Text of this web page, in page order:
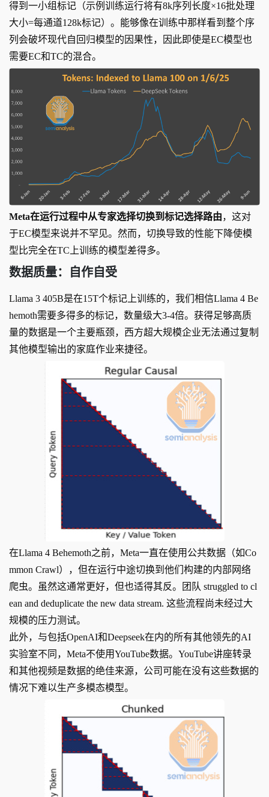
得到一小组标记（示例训练运行将有8k序列长度×16批处理
大小=每通道128k标记）。能够像在训练中那样看到整个序
列会破坏现代自回归模型的因果性，因此即使是EC模型也
需要EC和TC的混合。
Meta在运行过程中从专家选择切换到标记选择路由，这对
于EC模型来说并不罕见。然而，切换导致的性能下降使模
型比完全在TC上训练的模型差得多。
数据质量：自作自受
Llama 3 405B是在15T个标记上训练的，我们相信Llama 4 Be
hemoth需要多得多的标记，数量级大3-4倍。获得足够高质
量的数据是一个主要瓶颈，西方超大规模企业无法通过复制
其他模型输出的家庭作业来捷径。
在Llama 4 Behemoth之前，Meta一直在使用公共数据（如Co
mmon Crawl），但在运行中途切换到他们构建的内部网络
爬虫。虽然这通常更好，但也适得其反。团队 struggled to cl
ean and deduplicate the new data stream. 这些流程尚未经过大
规模的压力测试。
此外，与包括OpenAI和Deepseek在内的所有其他领先的AI
实验室不同，Meta不使用YouTube数据。YouTube讲座转录
和其他视频是数据的绝佳来源，公司可能在没有这些数据的
情况下难以生产多模态模型。